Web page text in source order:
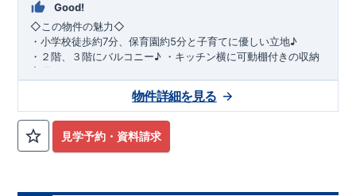
Good!
◇ この物件の魅力◇
・小学校徒歩約7分、保育園約5分と子育てに優しい立地♪
・２階、３階にバルコニー♪ ・キッチン横に可動棚付きの収納
完備。
相模線「上溝」駅徒歩19分 ◇ロケーション
・相模原市立星が丘小学校
徒歩7分 ・オーケ
ー相模原店
模原店 徒歩
・やまうち医院 徒歩
見学予約・資料請求
物件詳細を見る